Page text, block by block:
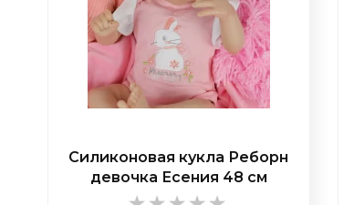
Силиконовая кукла Реборн
девочка Есения 48 см